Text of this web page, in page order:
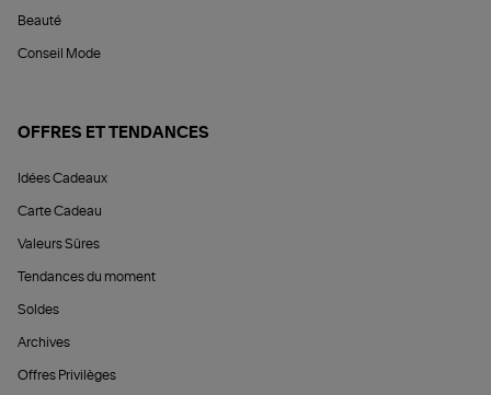
Beauté
Conseil Mode
OFFRES ET TENDANCES
Idées Cadeaux
Carte Cadeau
Valeurs Sûres
Tendances du moment
Soldes
Archives
Offres Privilèges